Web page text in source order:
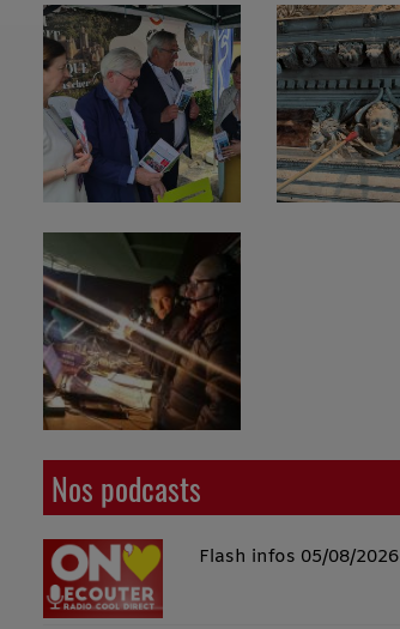
Nos podcasts
Flash infos 05/08/2026